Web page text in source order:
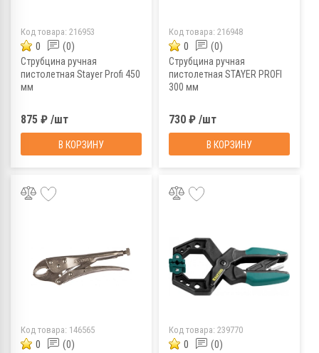
Код товара: 216953
0 (0)
Струбцина ручная
пистолетная Stayer Profi 450
мм
875 ₽ /шт
В КОРЗИНУ
Код товара: 216948
0 (0)
Струбцина ручная
пистолетная STAYER PROFI
300 мм
730 ₽ /шт
В КОРЗИНУ
Код товара: 146565
0 (0)
Код товара: 239770
0 (0)